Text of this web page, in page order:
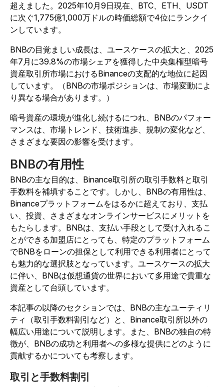
超えました。2025年10月9日現在、BTC、ETH、USDT
に次ぐ1,775億1,000万ドルの時価総額で4位にランクイ
ンしています。
BNBの目覚ましい成長は、ユースケースの拡大と、2025
年7月に39.8%の市場シェアを獲得した中央集権型暗号
資産取引所市場におけるBinanceの支配的な地位に起因
しています。（BNBの市場ポジションは、市場変動によ
り異なる場合があります。）
暗号資産の環境が進化し続けるにつれ、BNBのパフォー
マンスは、市場トレンド、技術進歩、規制の変化など、
さまざまな要因の影響を受けます。
BNBの有用性
BNBの主な目的は、Binance取引所の取引手数料と取引
手数料を補填することです。しかし、BNBの有用性は、
Binanceプラットフォームをはるかに超えており、支払
い、投資、さまざまなオンラインサービスにメリットを
もたらします。BNBは、支払い手段として受け入れるこ
とができる加盟店にとっても、特定のプラットフォーム
でBNBをローンの担保として利用できる利用者にとって
も魅力的な選択肢となっています。ユースケースの拡大
に伴い、BNBは仮想通貨の世界において多用途で貴重な
資産として台頭しています。
本記事の以降のセクションでは、BNBの主なユーティリ
ティ（取引手数料割引など）と、Binance取引所以外の
幅広い用途について説明します。また、BNBの独自の特
徴が、BNBの成功と利用者への多様な提供にどのように
貢献するかについても考察します。
取引と手数料割引